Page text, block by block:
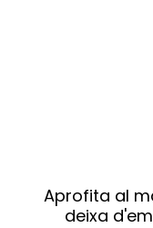
Aprofita al
deixa